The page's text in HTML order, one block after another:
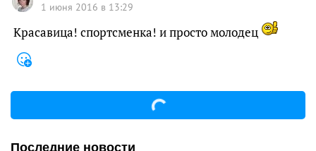
1 июня 2016 в 13:29
Красавица! спортсменка! и просто молодец
Последние новости